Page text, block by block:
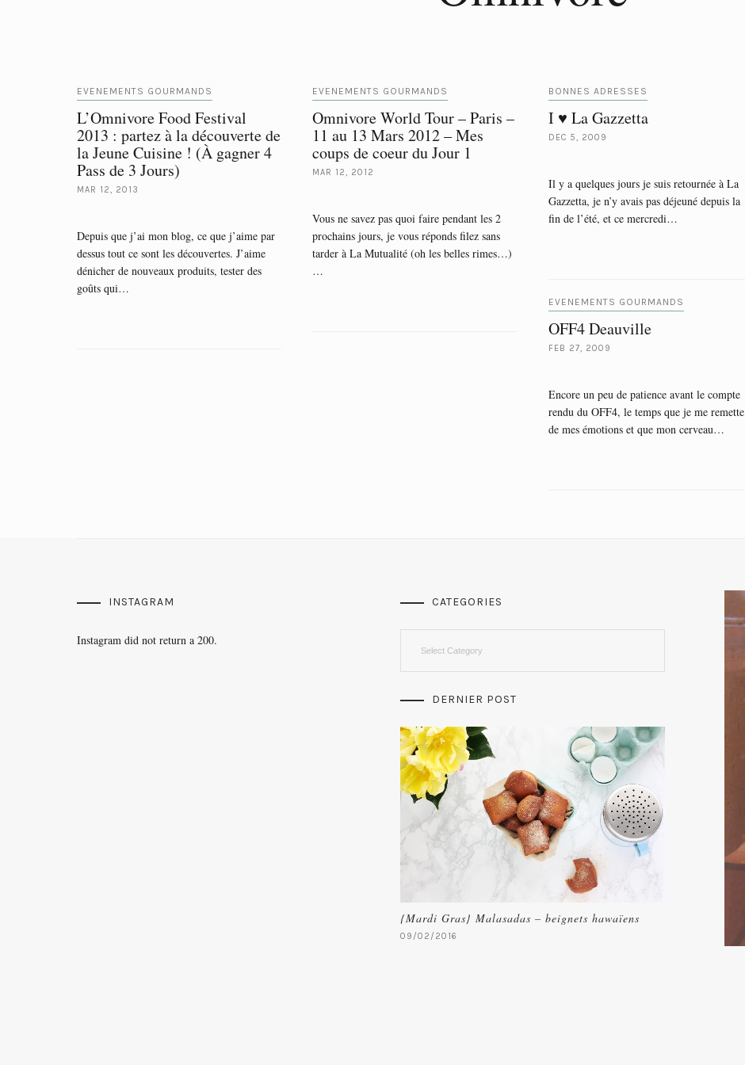
EVENEMENTS GOURMANDS
L’Omnivore Food Festival
2013 : partez à la découverte de
la Jeune Cuisine ! (À gagner 4
Pass de 3 Jours)
MAR 12, 2013
Depuis que j’ai mon blog, ce que j’aime par
dessus tout ce sont les découvertes. J’aime
dénicher de nouveaux produits, tester des
goûts qui…
EVENEMENTS GOURMANDS
Omnivore World Tour – Paris –
11 au 13 Mars 2012 – Mes
coups de coeur du Jour 1
MAR 12, 2012
Vous ne savez pas quoi faire pendant les 2
prochains jours, je vous réponds filez sans
tarder à La Mutualité (oh les belles rimes…)
…
BONNES ADRESSES
I ♥ La Gazzetta
DEC 5, 2009
Il y a quelques jours je suis retournée à La
Gazzetta, je n’y avais pas déjeuné depuis la
fin de l’été, et ce mercredi…
EVENEMENTS GOURMANDS
OFF4 Deauville
FEB 27, 2009
Encore un peu de patience avant le compte
rendu du OFF4, le temps que je me remette
de mes émotions et que mon cerveau…
INSTAGRAM
Instagram did not return a 200.
CATEGORIES
DERNIER POST
{Mardi Gras} Malasadas – beignets hawaïens
09/02/2016